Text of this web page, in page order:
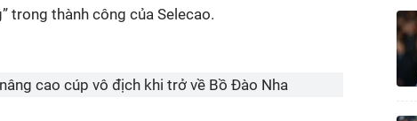
trong thành công của Selecao.
cao cúp vô địch khi trở về Bồ Đào Nha